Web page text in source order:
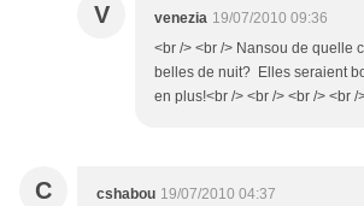
V venezia 19/07/2010 09:36
<br /> <br /> Nansou de quelle
belles de nuit? Elles seraient
en plus!<br /> <br /> <br /> <br /
C cshabou 19/07/2010 04:37